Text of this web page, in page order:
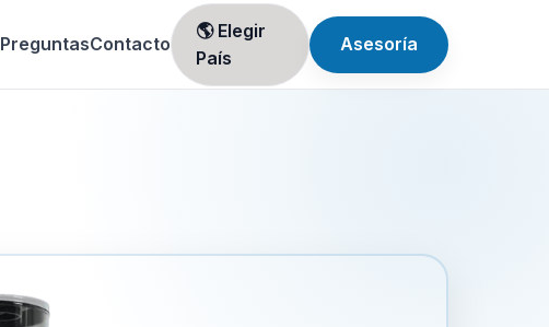
PreguntasContacto
🌎 Elegir
País
Asesoría